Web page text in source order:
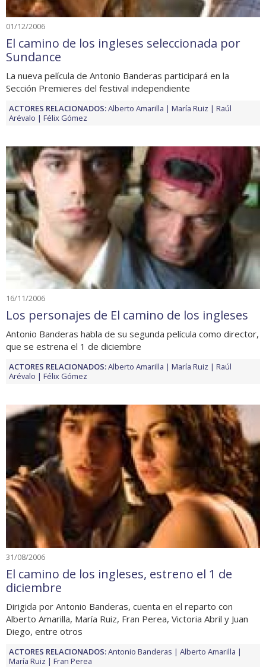
01/12/2006
El camino de los ingleses seleccionada por
Sundance
La nueva película de Antonio Banderas participará en la
Sección Premieres del festival independiente
ACTORES RELACIONADOS:Alberto Amarilla María Ruiz
Raúl
Arévalo
Félix Gómez
16/11/2006
Los personajes de El camino de los ingleses
Antonio Banderas habla de su segunda película como director,
que se estrena el 1 de diciembre
ACTORES RELACIONADOS:Alberto Amarilla María Ruiz
Raúl
Arévalo
Félix Gómez
31/08/2006
El camino de los ingleses, estreno el 1 de
diciembre
Dirigida por Antonio Banderas, cuenta en el reparto con
Alberto Amarilla, María Ruiz, Fran Perea, Victoria Abril y Juan
Diego, entre otros
ACTORES RELACIONADOS:Antonio Banderas
Alberto Amarilla
María Ruiz
Fran Perea